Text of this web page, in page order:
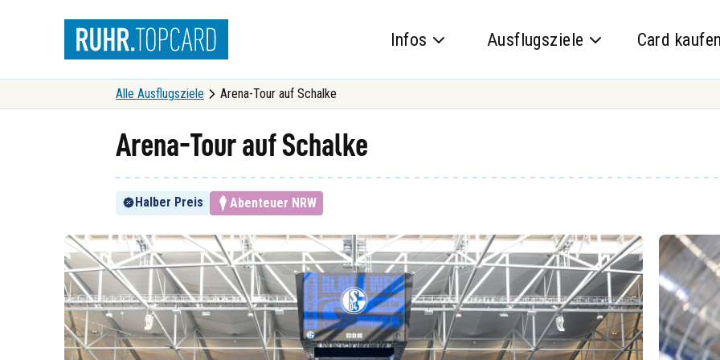
Infos Ausflugsziele Card
Alle Ausflugsziele Arena-Tour auf Schalke
Arena-Tour auf Schalke
Halber Preis Abenteuer NRW